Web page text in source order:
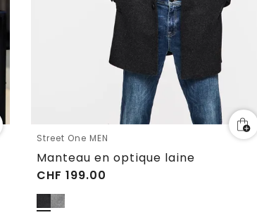
Street One MEN
Manteau en optique laine
CHF 199.00